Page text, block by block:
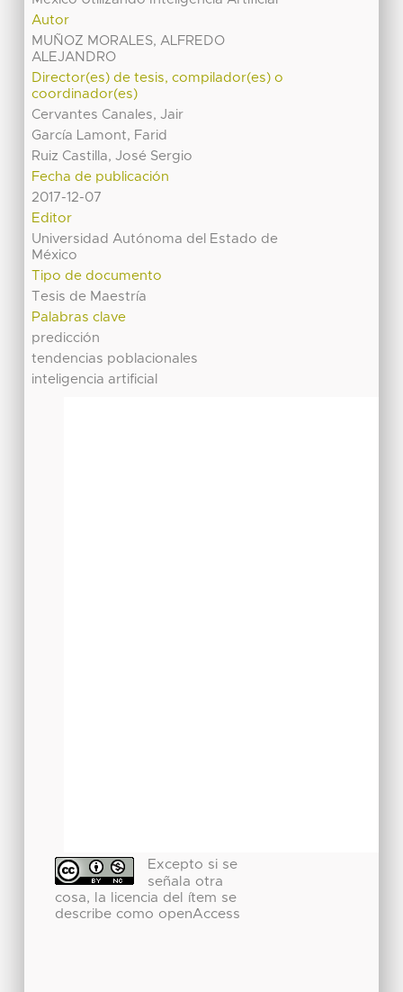
Autor
MUÑOZ MORALES, ALFREDO
ALEJANDRO
Director(es) de tesis, compilador(es) o
coordinador(es)
Cervantes Canales, Jair
García Lamont, Farid
Ruiz Castilla, José Sergio
Fecha de publicación
2017-12-07
Editor
Universidad Autónoma del Estado de
México
Tipo de documento
Tesis de Maestría
Palabras clave
predicción
tendencias poblacionales
inteligencia artificial
Excepto si se
señala otra
cosa, la licencia del ítem se
describe como openAccess